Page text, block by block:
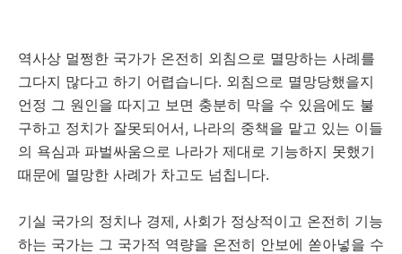
역사상 멀쩡한 국가가 온전히 외침으로 멸망하는 사례를
그다지 많다고 하기 어렵습니다. 외침으로 멸망당했을지
언정 그 원인을 따지고 보면 충분히 막을 수 있음에도 불
구하고 정치가 잘못되어서, 나라의 중책을 맡고 있는 이들
의 욕심과 파벌싸움으로 나라가 제대로 기능하지 못했기
때문에 멸망한 사례가 차고도 넘칩니다.
기실 국가의 정치나 경제, 사회가 정상적이고 온전히 기능
하는 국가는 그 국가적 역량을 온전히 안보에 쏟아넣을 수